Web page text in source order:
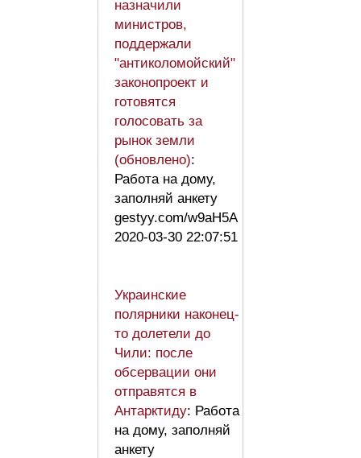
назначили
министров,
поддержали
"антиколомойский"
законопроект и
готовятся
голосовать за
рынок земли
(обновлено):
Работа на дому,
заполняй анкету
gestyy.com/w9aH5A
2020-03-30 22:07:51
Украинские
полярники наконец-
то долетели до
Чили: после
обсервации они
отправятся в
Антарктиду: Работа
на дому, заполняй
анкету